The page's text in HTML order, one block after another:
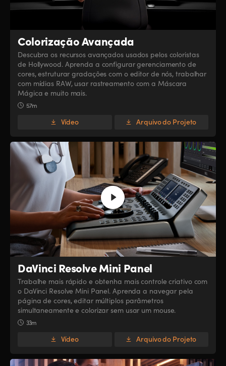
Colorização Avançada
Descubra os recursos avançados usados pelos coloristas
de Hollywood. Aprenda a configurar gerenciamento de
cores, estruturar gradações com o editor de nós, trabalhar
com mídias RAW, usar rastreamento com a Máscara
Mágica e muito mais.
57m
Vídeo Arquivo do Projeto
DaVinci Resolve Mini Panel
Trabalhe mais rápido e obtenha mais controle criativo com
o DaVinci Resolve Mini Panel. Aprenda a navegar pela
página de cores, editar múltiplos parâmetros
simultaneamente e colorizar sem usar um mouse.
33m
Vídeo Arquivo do Projeto